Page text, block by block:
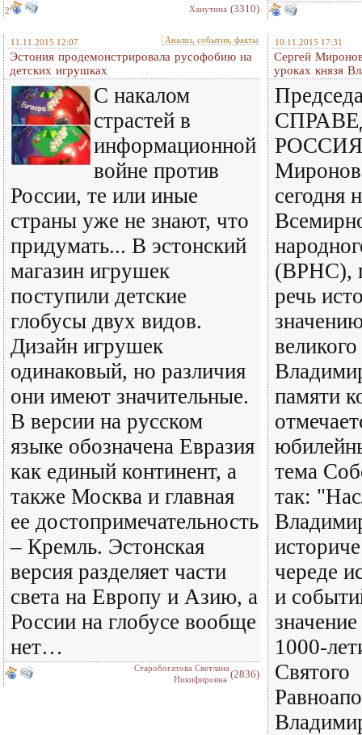
2 Ханутина (3310)
11.11.2015 12:07 Анализ, события, факты
Эстония продемонстрировала русофобию на
детских игрушках
С накалом
страстей в
информационной
войне против
России, те или иные
страны уже не знают, что
придумать... В эстонский
магазин игрушек
поступили детские
глобусы двух видов.
Дизайн игрушек
одинаковый, но различия
они имеют значительные.
В версии на русском
языке обозначена Евразия
как единый континент, а
также Москва и главная
ее достопримечательность
– Кремль. Эстонская
версия разделяет части
света на Европу и Азию, а
России на глобусе вообще
нет…
Старобогатова Светлана
Никифировна (2836)
10.11.2015 17:31
Сергей
уроках князя
РОССИЯ
сегодня
(ВРНС),
речь
памяти
тема
так:
череде
и
1000-
Святого